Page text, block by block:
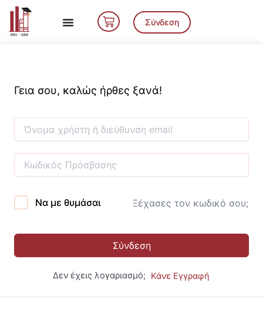
Μετάβαση
περιεχόμενο
Cart Σύνδεση
Γεια σου, καλώς ήρθες ξανά!
Να με θυμάσαι Ξέχασες τον κωδικό σου;
Σύνδεση
Δεν έχεις λογαριασμό; Κάνε Εγγραφή